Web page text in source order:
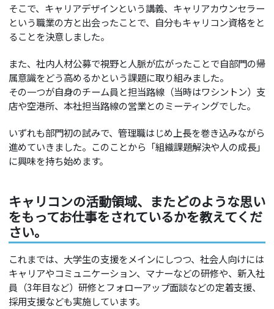
そこで、キャリアデザインという講義、キャリアカウンセラー
という職業の方と出会ったことで、自分もキャリコン資格をと
ることを決意しました。
また、社内人材公募で視野と人脈が広がったことで自部門の帰
属意識をどう高めるかという課題に取り組みました。
その一つが自身のチーム員と担当路線（当時はワシントン）支
店や空港所、本社担当路線の営業とのミーティングでした。
いずれも部門初の試みで、管理職はじめ上長を巻き込みながら
進めていきました。このことから「組織課題解決や人の成長」
に興味を持ち始めます。
キャリコンの活動領域、またどのような思い
をもってお仕事をされているかを教えてくだ
さい。
これまでは、大学生の支援をメインにしつつ、社会人向けには
キャリアやコミュニケーション、マナーなどの研修や、新入社
員（3年目など）研修とフォローアップ面談などの定着支援、
採用支援なども実施しています。